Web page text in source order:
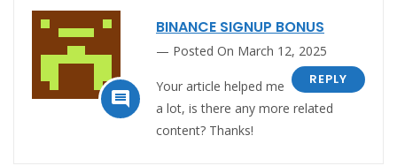

BINANCE SIGNUP BONUS
Posted On March 12, 2025
REPLY
Your article helped me
a lot, is there any more related
content? Thanks!